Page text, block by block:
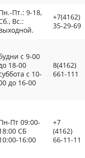
Пт.: 9-18,
Вс.:
+7(4162)
35-29-69
с 9-00
18-00
с 10-
до 16-00
8(4162)
661-111
Пт 09:00-
СБ
16:00
+7
(4162)
66-11-11